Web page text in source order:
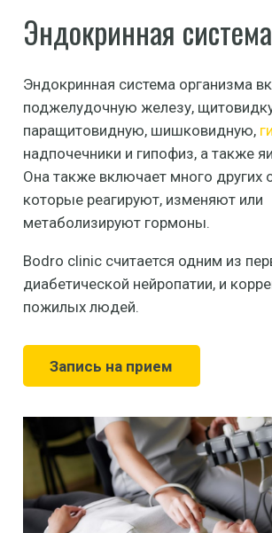
Эндокринная система
Эндокринная система организма
поджелудочную железу,
паращитовидную, шишковидную,
надпочечники и гипофиз, а также
Она также включает много других
которые реагируют, изменяют или
метаболизируют гормоны.
Bodro clinic считается одним из
диабетической нейропатии, и
пожилых людей.
Запись на прием